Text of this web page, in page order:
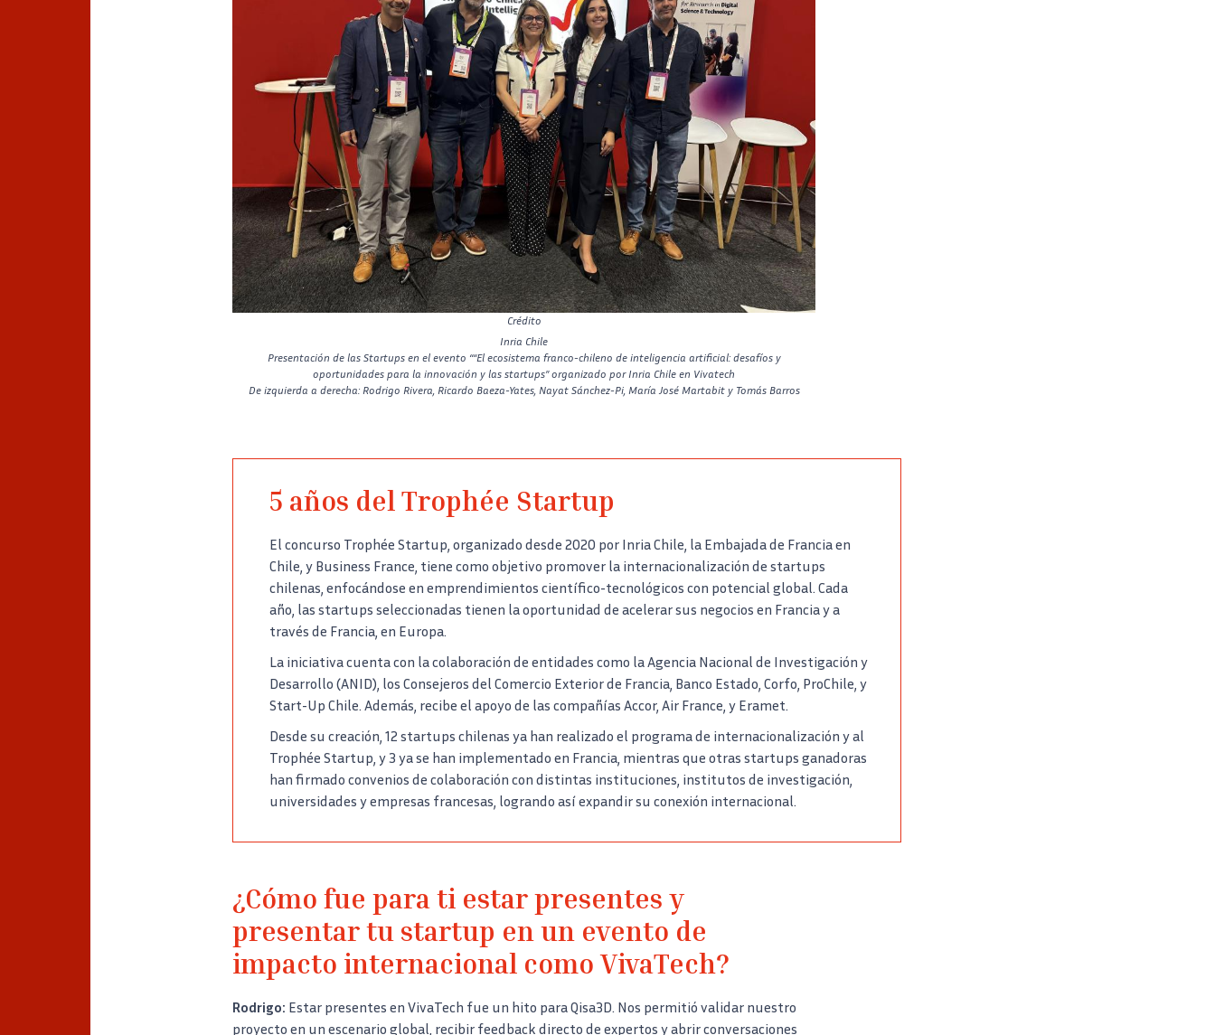
Crédito
Inria Chile
Presentación de las Startups en el evento ““El ecosistema franco-chileno de inteligencia artificial: desafíos y
oportunidades para la innovación y las startups” organizado por Inria Chile en Vivatech
De izquierda a derecha: Rodrigo Rivera, Ricardo Baeza-Yates, Nayat Sánchez-Pi, María José Martabit y Tomás Barros
5 años del Trophée Startup
El concurso Trophée Startup, organizado desde 2020 por Inria Chile, la Embajada de Francia en
Chile, y Business France, tiene como objetivo promover la internacionalización de startups
chilenas, enfocándose en emprendimientos científico-tecnológicos con potencial global. Cada
año, las startups seleccionadas tienen la oportunidad de acelerar sus negocios en Francia y a
través de Francia, en Europa.
La iniciativa cuenta con la colaboración de entidades como la Agencia Nacional de Investigación y
Desarrollo (ANID), los Consejeros del Comercio Exterior de Francia, Banco Estado, Corfo, ProChile, y
Start-Up Chile. Además, recibe el apoyo de las compañías Accor, Air France, y Eramet.
Desde su creación, 12 startups chilenas ya han realizado el programa de internacionalización y al
Trophée Startup, y 3 ya se han implementado en Francia, mientras que otras startups ganadoras
han firmado convenios de colaboración con distintas instituciones, institutos de investigación,
universidades y empresas francesas, logrando así expandir su conexión internacional.
¿Cómo fue para ti estar presentes y
presentar tu startup en un evento de
impacto internacional como VivaTech?
Rodrigo: Estar presentes en VivaTech fue un hito para Qisa3D. Nos permitió validar nuestro
proyecto en un escenario global, recibir feedback directo de expertos y abrir conversaciones